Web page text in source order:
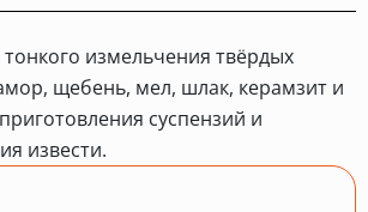
тонкого измельчения твёрдых
щебень, мел, шлак, керамзит и
суспензий и
извести.